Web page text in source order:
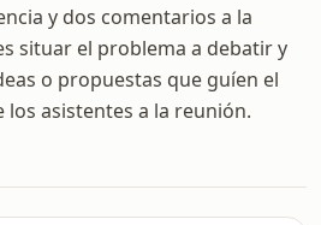
y dos comentarios a la
situar el problema a debatir y
o propuestas que guíen el
asistentes a la reunión.